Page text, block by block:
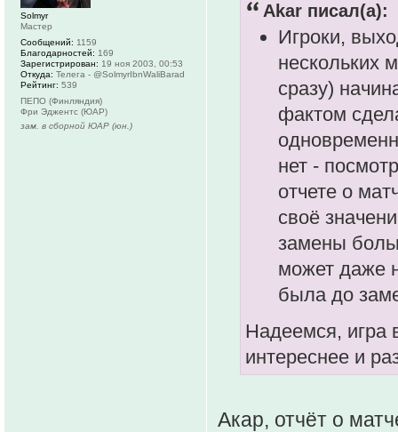
Akar писал(а):
Игроки,
нескольких
сразу)
фактом
нет -
отчете о
своё
замены
может даже
была до
Надеемся, игра
интереснее и
Акар, отчёт о
Solmyr
Мастер
Сообщений: 1159
Благодарностей: 169
Зарегистрирован: 19 ноя 2003, 00:53
Откуда: Телега - @SolmyrIbnWaliBarad
Рейтинг: 539
ПЕПО (Финляндия)
Фри Эджентс (ЮАР)
зам. в сборной ЮАР (юн.)